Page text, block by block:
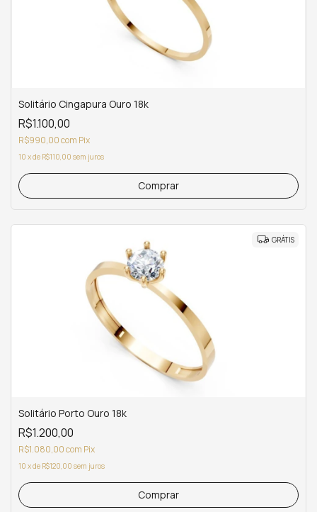
Solitário Cingapura Ouro 18k
R$1.100,00
R$990,00com Pix
10 xde R$110,00 sem juros
Comprar
GRÁTIS
Solitário Porto Ouro 18k
R$1.200,00
R$1.080,00com Pix
10 xde R$120,00 sem juros
Comprar